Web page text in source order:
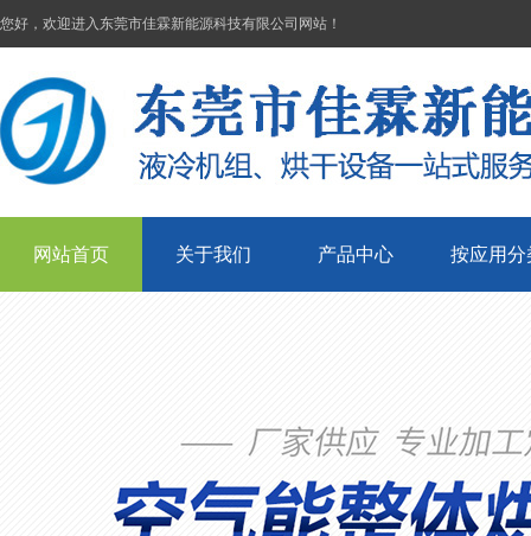
您好，欢迎进入东莞市佳霖新能源科技有限公司网站！
网站首页 关于我们 产品中心 按应用分